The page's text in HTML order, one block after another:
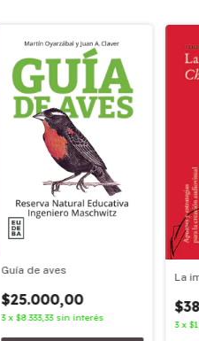
Guía de aves
$25.000,00
3 x$8.333,33 sin interés
La
3 x